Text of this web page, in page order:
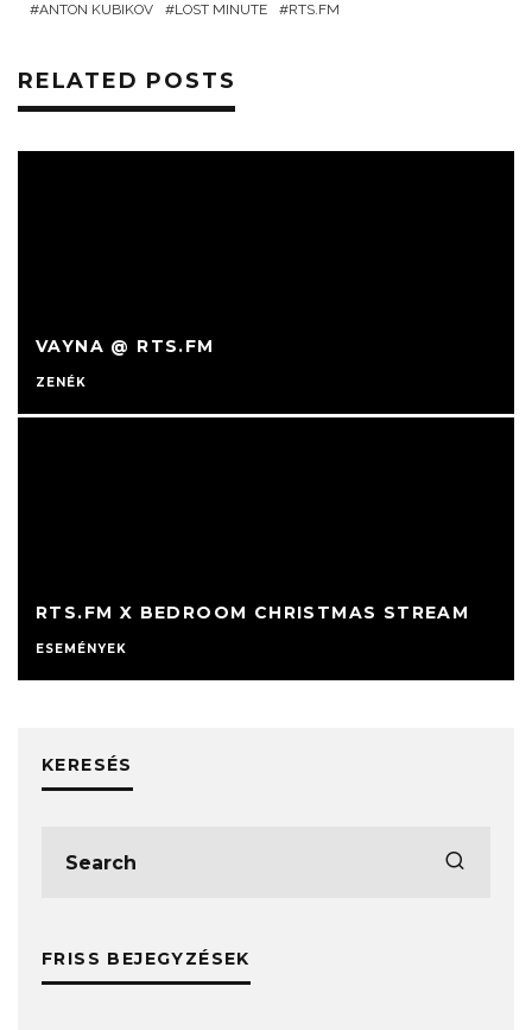
ANTON KUBIKOV LOST MINUTE RTS.FM
RELATED POSTS
VAYNA @ RTS.FM
ZENÉK
RTS.FM X BEDROOM CHRISTMAS STREAM
ESEMÉNYEK
KERESÉS
FRISS BEJEGYZÉSEK